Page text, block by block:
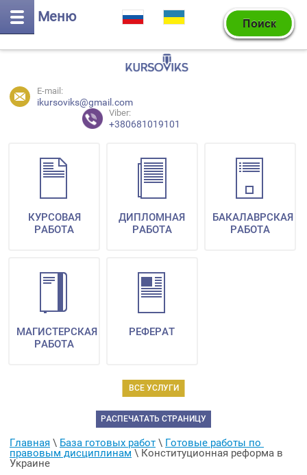
Меню
E-mail:
ikursoviks@gmail.com
Viber:
+380681019101
ВСЕ УСЛУГИ
КУРСОВАЯ
РАБОТА
ДИПЛОМНАЯ
РАБОТА
БАКАЛАВРСКАЯ
РАБОТА
МАГИСТЕРСКАЯ
РАБОТА
РЕФЕРАТ
РАСПЕЧАТАТЬ СТРАНИЦУ
Главная \ База готовых работ \ Готовые работы по
правовым дисциплинам \ Конституционная реформа в
Украине